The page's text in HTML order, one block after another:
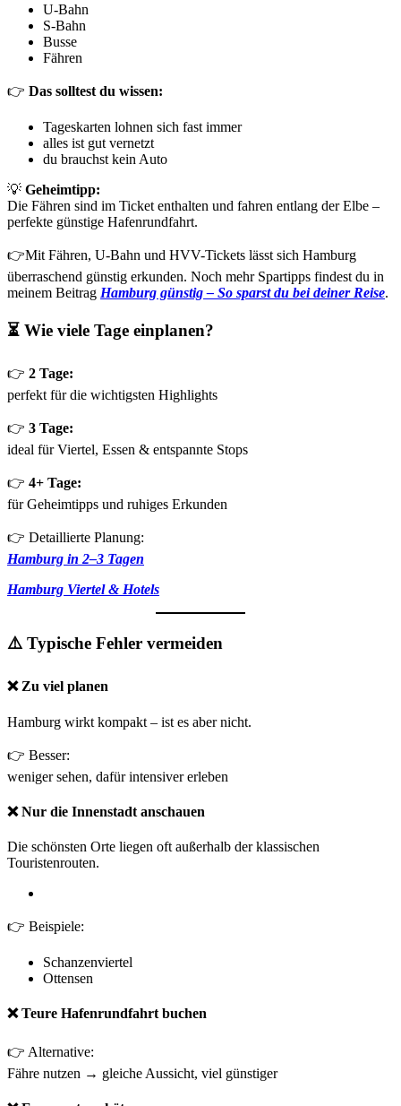
U-Bahn
S-Bahn
Busse
Fähren
👉 Das solltest du wissen:
Tageskarten lohnen sich fast immer
alles ist gut vernetzt
du brauchst kein Auto
💡 Geheimtipp:
Die Fähren sind im Ticket enthalten und fahren entlang der Elbe –
perfekte günstige Hafenrundfahrt.
👉Mit Fähren, U-Bahn und HVV-Tickets lässt sich Hamburg
überraschend günstig erkunden. Noch mehr Spartipps findest du in
meinem Beitrag Hamburg günstig – So sparst du bei deiner Reise.
⏳ Wie viele Tage einplanen?
👉 2 Tage:
perfekt für die wichtigsten Highlights
👉 3 Tage:
ideal für Viertel, Essen & entspannte Stops
👉 4+ Tage:
für Geheimtipps und ruhiges Erkunden
👉 Detaillierte Planung:
Hamburg in 2–3 Tagen
Hamburg Viertel & Hotels
⚠️ Typische Fehler vermeiden
❌ Zu viel planen
Hamburg wirkt kompakt – ist es aber nicht.
👉 Besser:
weniger sehen, dafür intensiver erleben
❌ Nur die Innenstadt anschauen
Die schönsten Orte liegen oft außerhalb der klassischen
Touristenrouten.
👉 Beispiele:
Schanzenviertel
Ottensen
❌ Teure Hafenrundfahrt buchen
👉 Alternative:
Fähre nutzen → gleiche Aussicht, viel günstiger